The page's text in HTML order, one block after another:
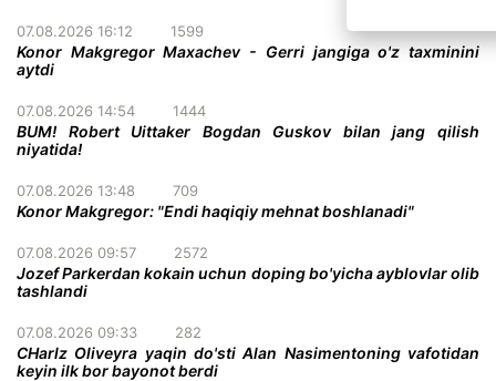
07.08.2026 16:12 1599
Konor Makgregor Maxachev - Gerri jangiga o'z taxminini
aytdi
07.08.2026 14:54 1444
BUM! Robert Uittaker Bogdan Guskov bilan jang qilish
niyatida!
07.08.2026 13:48 709
Konor Makgregor: "Endi haqiqiy mehnat boshlanadi"
07.08.2026 09:57 2572
Jozef Parkerdan kokain uchun doping bo'yicha ayblovlar olib
tashlandi
07.08.2026 09:33 282
CHarlz Oliveyra yaqin do'sti Alan Nasimentoning vafotidan
keyin ilk bor bayonot berdi